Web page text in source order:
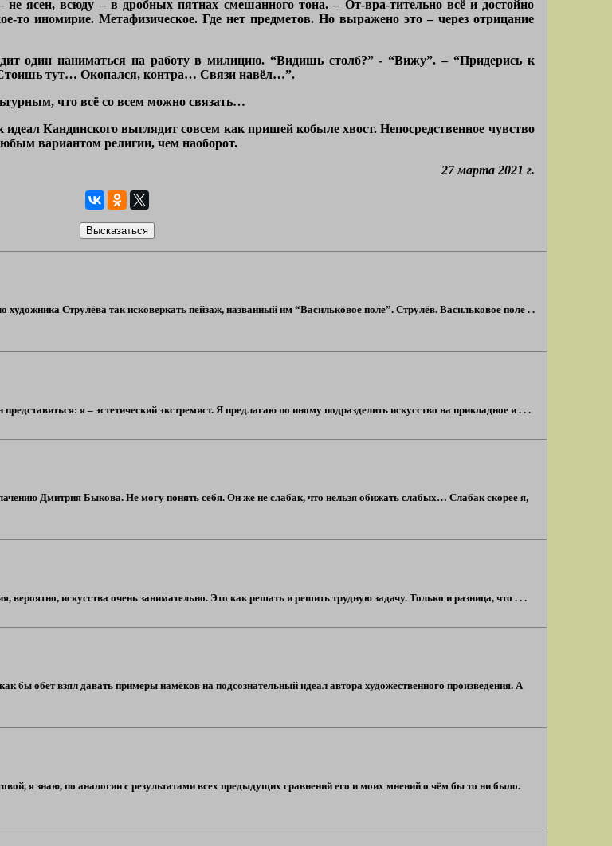
не ясен, всюду – в дробных пятнах смешанного тона. – От-вра-тительно всё и достойно
то иномирие. Метафизическое. Где нет предметов. Но выражено это – через отрицание
один наниматься на работу в милицию. “Видишь столб?” - “Вижу”. – “Придерись к
тут… Окопался, контра… Связи навёл…”.
что всё со всем можно связать…
Кандинского выглядит совсем как пришей кобыле хвост. Непосредственное чувство
вариантом религии, чем наоборот.
27 марта 2021 г.
художника Струлёва так исковеркать пейзаж, названный им “Васильковое поле”. Струлёв. Васильковое поле . .
я – эстетический экстремист. Я предлагаю по иному подразделить искусство на прикладное и . . .
Дмитрия Быкова. Не могу понять себя. Он же не слабак, что нельзя обижать слабых… Слабак скорее я,
вероятно, искусства очень занимательно. Это как решать и решить трудную задачу. Только и разница, что . . .
бы обет взял давать примеры намёков на подсознательный идеал автора художественного произведения. А
я знаю, по аналогии с результатами всех предыдущих сравнений его и моих мнений о чём бы то ни было.